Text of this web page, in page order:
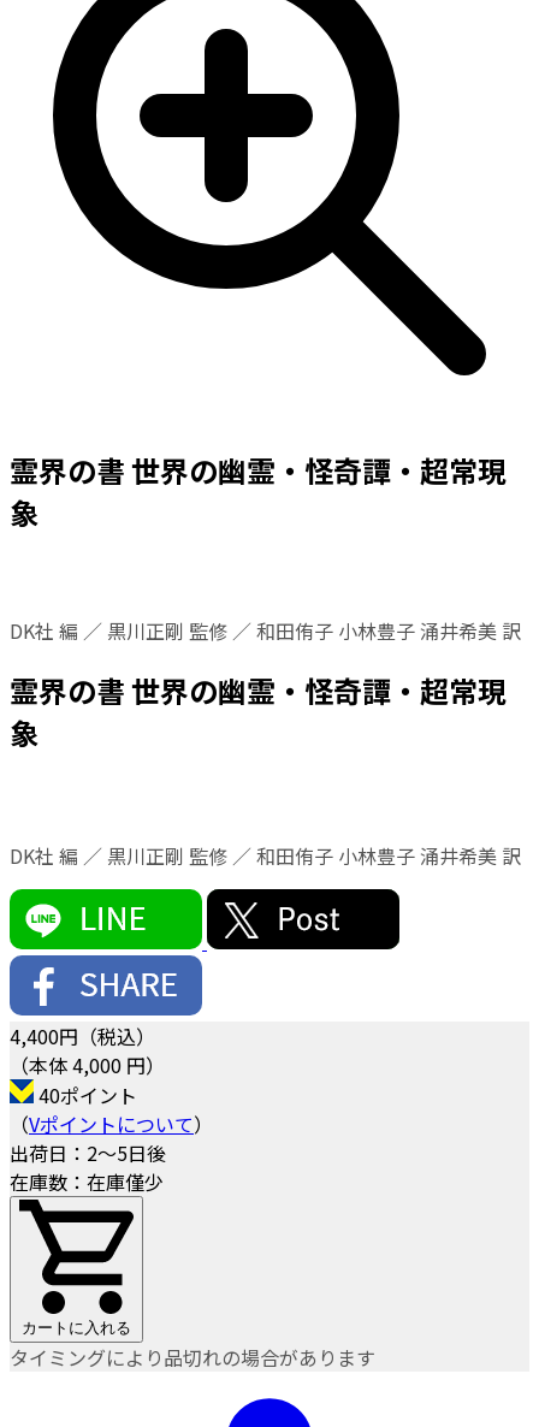
霊界の書 世界の幽霊・怪奇譚・超常現
象
DK社 編 ／ 黒川正剛 監修 ／ 和田侑子 小林豊子 涌井希美 訳
霊界の書 世界の幽霊・怪奇譚・超常現
象
DK社 編 ／ 黒川正剛 監修 ／ 和田侑子 小林豊子 涌井希美 訳
4,400円（税込）
（本体 4,000 円）
40ポイント
（Vポイントについて）
出荷日：2～5日後
在庫数：在庫僅少
カートに入れる
タイミングにより品切れの場合があります